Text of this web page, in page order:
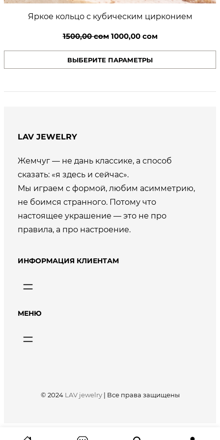
Яркое кольцо с кубическим цирконием
1500,00сом Первоначальная
цена
составляла
1000,00 сомТекущая
цена:
ВЫБЕРИТЕ ПАРАМЕТРЫ
LAV JEWELRY
Жемчуг — не дань классике, а способ
сказать: «я здесь и сейчас».
Мы играем с формой, любим асимметрию,
не боимся странного. Потому что
настоящее украшение — это не про
правила, а про настроение.
ИНФОРМАЦИЯ КЛИЕНТАМ
МЕНЮ
© 2024 LAV jewelry| Все права защищены